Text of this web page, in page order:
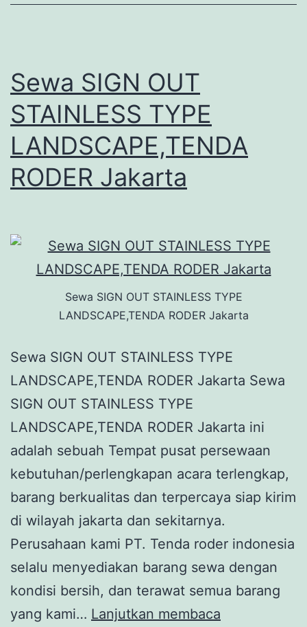
Sewa SIGN OUT
STAINLESS TYPE
LANDSCAPE,TENDA
RODER Jakarta
Sewa SIGN OUT STAINLESS TYPE
LANDSCAPE,TENDA RODER Jakarta
Sewa SIGN OUT STAINLESS TYPE
LANDSCAPE,TENDA RODER Jakarta Sewa
SIGN OUT STAINLESS TYPE
LANDSCAPE,TENDA RODER Jakarta ini
adalah sebuah Tempat pusat persewaan
kebutuhan/perlengkapan acara terlengkap,
barang berkualitas dan terpercaya siap kirim
di wilayah jakarta dan sekitarnya.
Perusahaan kami PT. Tenda roder indonesia
selalu menyediakan barang sewa dengan
kondisi bersih, dan terawat semua barang
yang kami… Lanjutkan membaca